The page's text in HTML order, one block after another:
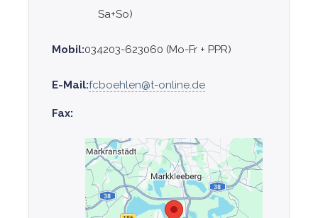
Sa+So)
Mobil:034203-623060 (Mo-Fr + PPR)
E-Mail:fcboehlen@t-online.de
Fax: